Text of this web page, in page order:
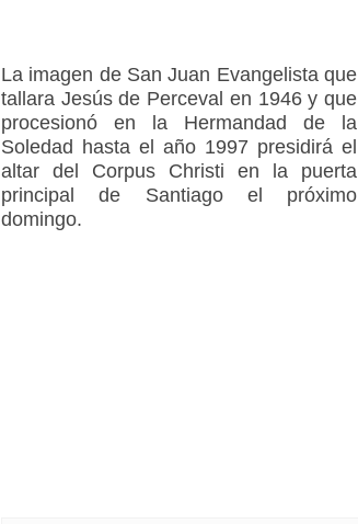
La imagen de San Juan Evangelista que
tallara Jesús de Perceval en 1946 y que
procesionó en la Hermandad de la
Soledad hasta el año 1997 presidirá el
altar del Corpus Christi en la puerta
principal de Santiago el próximo
domingo.